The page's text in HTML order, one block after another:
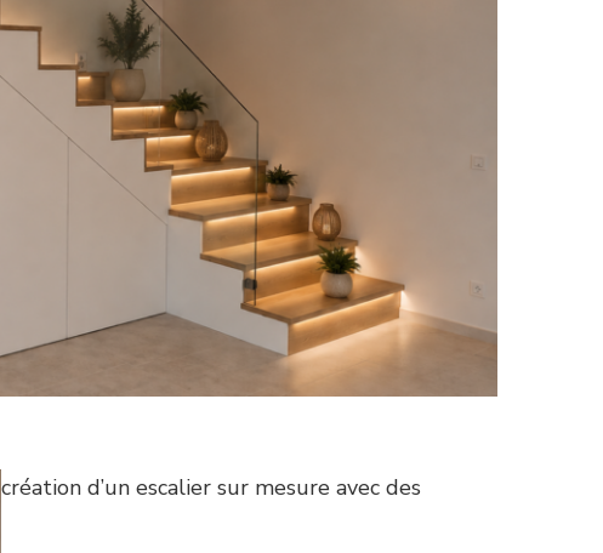
création d’un escalier sur mesure avec des